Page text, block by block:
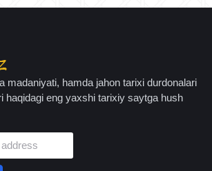
madaniyati, hamda jahon tarixi durdonalari
haqidagi eng yaxshi tarixiy saytga hush